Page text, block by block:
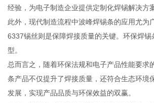
经验，为电子制造企业提供定制化焊锡解决方案
此外，现代制造流程中波峰焊锡条的应用尤
6337锡丝则是保障焊接质量的关键。环保焊
型。
总而言之，随着环保法规和电子产品性能要
条产品不仅提升了焊接质量，还符合生态环
发展，实现产品品质与环保效益的双赢。